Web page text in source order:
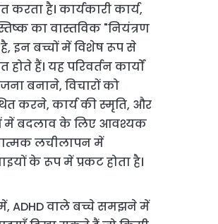
करता है। कार्यकारी कार्य,
का वास्तविक "नियंत्रण
है, इन बच्चों में विशेष रूप से
होते हैं। यह परिवर्तन कार्यों
बनाने, विचारों को
करने, कार्य की स्मृति, और
में बदलाव के लिए आवश्यक
लचीलापन में
के रूप में प्रकट होता है।
ADHD वाले बच्चे समझने में